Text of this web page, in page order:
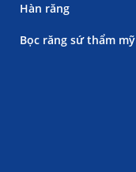
Hàn răng
Bọc răng sứ thẩm mỹ